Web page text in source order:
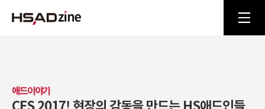
애드이야기
CES 2017! 현장의 감동을 만드는 HS애드인들